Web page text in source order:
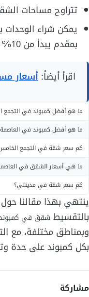
تتراوح مساحات الشقق ما بين 90
بمقدم يبدأ من 10℅ من قيمة الوحدة.
اقرأ أيضاً: أسعار
ما هو أفضل كمبوند في التجمع
ما هو أفضل كمبوند في العاصمة
كم سعر شقة في التجمع
ما هي أسعار الشقق في العاصمة
كم سعر شقة في مدينتي؟
ينتهي بهذا مقالنا
بالتقسيط شقق في كمبوند
وبمناطق مختلفة، مع
بكل كمبوند على حدة
مشاركة